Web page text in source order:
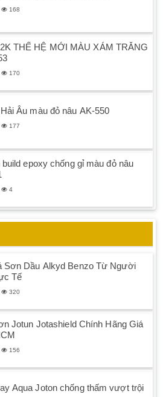
168
THẾ HỆ MỚI MÀU XÁM TRẮNG
170
Âu màu đỏ nâu AK-550
177
epoxy chống gỉ màu đỏ nâu
4
Sơn Dầu Alkyd Benzo Từ Người
Tế
320
Jotun Jotashield Chính Hãng Giá
156
Aqua Joton chống thấm vượt trội